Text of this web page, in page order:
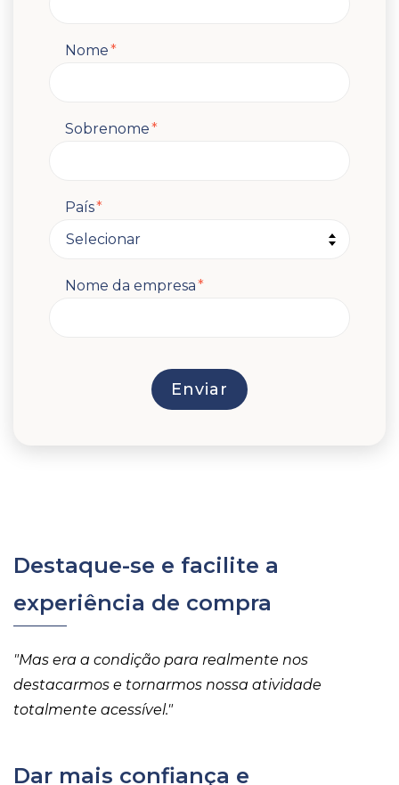
Nome*
Sobrenome*
País*
Nome da empresa*
Destaque-se e facilite a
experiência de compra
"Mas era a condição para realmente nos
destacarmos e tornarmos nossa atividade
totalmente acessível."
Dar mais confiança e